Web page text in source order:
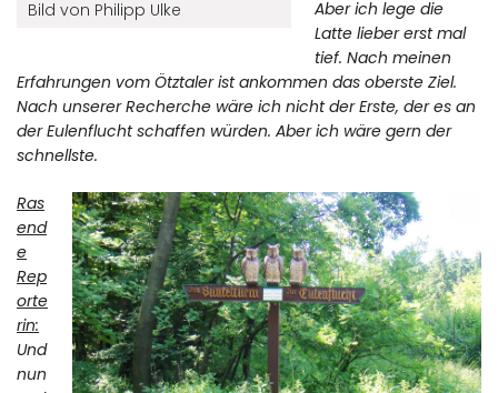
Bild von Philipp Ulke
Aber ich lege die
Latte lieber erst mal
tief. Nach meinen
Erfahrungen vom Ötztaler ist ankommen das oberste Ziel.
Nach unserer Recherche wäre ich nicht der Erste, der es an
der Eulenflucht schaffen würden. Aber ich wäre gern der
schnellste.
Ras
end
e
Rep
orte
rin:
Und
nun